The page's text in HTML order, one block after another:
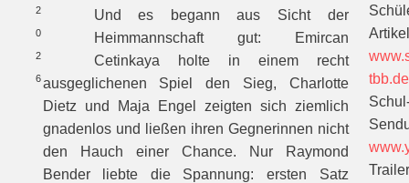
2
0
2
6
Und es begann aus Sicht der
Heimmannschaft gut: Emircan
Cetinkaya holte in einem recht
ausgeglichenen Spiel den Sieg, Charlotte
Dietz und Maja Engel zeigten sich ziemlich
gnadenlos und ließen ihren Gegnerinnen nicht
den Hauch einer Chance. Nur Raymond
Bender liebte die Spannung: ersten Satz
tbb.de